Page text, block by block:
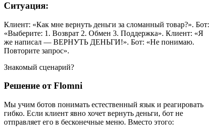
Ситуация:
Клиент: «Как мне вернуть деньги за сломанный товар?». Бот:
«Выберите: 1. Возврат 2. Обмен 3. Поддержка». Клиент: «Я
же написал — ВЕРНУТЬ ДЕНЬГИ!». Бот: «Не понимаю.
Повторите запрос».
Знакомый сценарий?
Решение от Flomni
Мы учим ботов понимать естественный язык и реагировать
гибко. Если клиент явно хочет вернуть деньги, бот не
отправляет его в бесконечные меню. Вместо этого: